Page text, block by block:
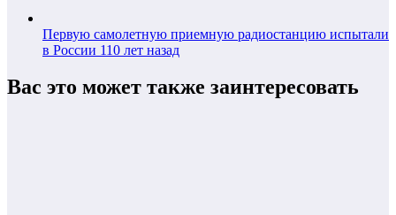
Первую самолетную приемную радиостанцию испытали
в России 110 лет назад
Вас это может также заинтересовать